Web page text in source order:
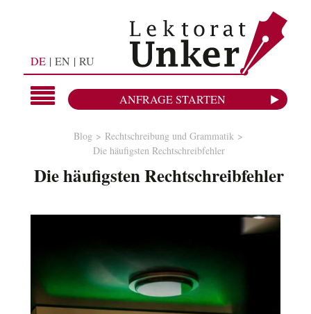
DE EN RU
ANFRAGE STARTEN
Blog
Rechtschreibung und Grammatik
Die häufigsten Rechtschreibfehler
Die häufigsten Rechtschreibfehler